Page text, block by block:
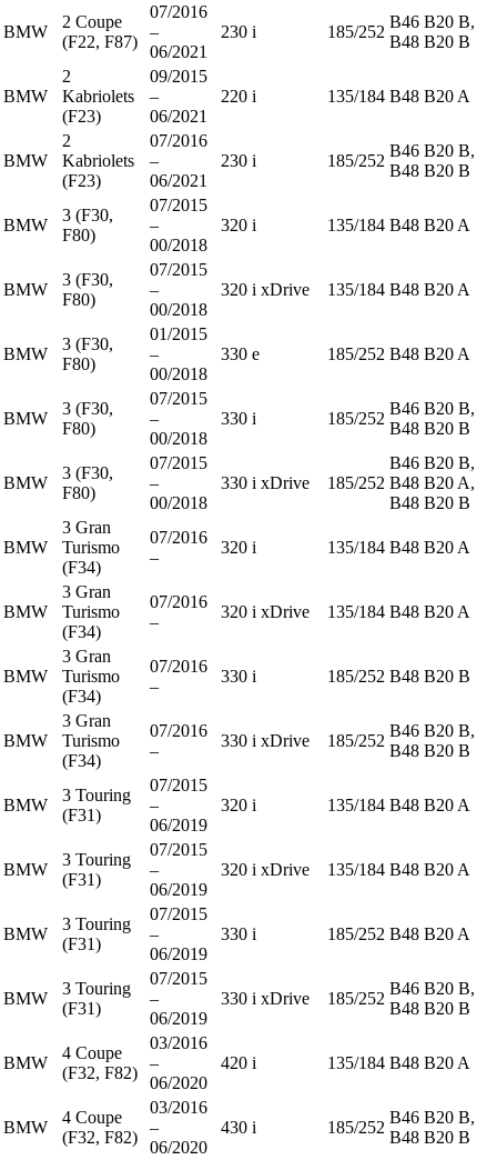
BMW
2 Coupe
(F22, F87)
07/2016
–
06/2021
230 i 185/252
B46 B20 B,
B48 B20 B
BMW
2
Kabriolets
(F23)
09/2015
–
06/2021
220 i 135/184 B48 B20 A
BMW
2
Kabriolets
(F23)
07/2016
–
06/2021
230 i 185/252
B46 B20 B,
B48 B20 B
BMW
3 (F30,
F80)
07/2015
–
00/2018
320 i 135/184 B48 B20 A
BMW
3 (F30,
F80)
07/2015
–
00/2018
320 i xDrive 135/184 B48 B20 A
BMW
3 (F30,
F80)
01/2015
–
00/2018
330 e 185/252 B48 B20 A
BMW
3 (F30,
F80)
07/2015
–
00/2018
330 i 185/252
B46 B20 B,
B48 B20 B
BMW
3 (F30,
F80)
07/2015
–
00/2018
330 i xDrive 185/252
B46 B20 B,
B48 B20 A,
B48 B20 B
BMW
3 Gran
Turismo
(F34)
07/2016
–
320 i 135/184 B48 B20 A
BMW
3 Gran
Turismo
(F34)
07/2016
–
320 i xDrive 135/184 B48 B20 A
BMW
3 Gran
Turismo
(F34)
07/2016
–
330 i 185/252 B48 B20 B
BMW
3 Gran
Turismo
(F34)
07/2016
–
330 i xDrive 185/252
B46 B20 B,
B48 B20 B
BMW
3 Touring
(F31)
07/2015
–
06/2019
320 i 135/184 B48 B20 A
BMW
3 Touring
(F31)
07/2015
–
06/2019
320 i xDrive 135/184 B48 B20 A
BMW
3 Touring
(F31)
07/2015
–
06/2019
330 i 185/252 B48 B20 A
BMW
3 Touring
(F31)
07/2015
–
06/2019
330 i xDrive 185/252
B46 B20 B,
B48 B20 B
BMW
4 Coupe
(F32, F82)
03/2016
–
06/2020
420 i 135/184 B48 B20 A
BMW
4 Coupe
(F32, F82)
03/2016
–
06/2020
430 i 185/252
B46 B20 B,
B48 B20 B